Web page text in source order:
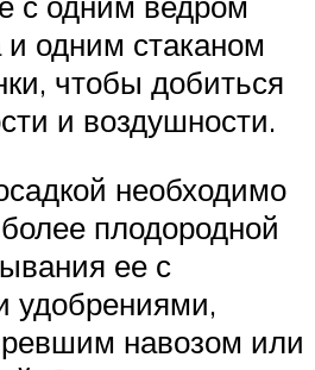
и одним стаканом
чтобы добиться
и воздушности.
необходимо
плодородной
ее с
удобрениями,
навозом или